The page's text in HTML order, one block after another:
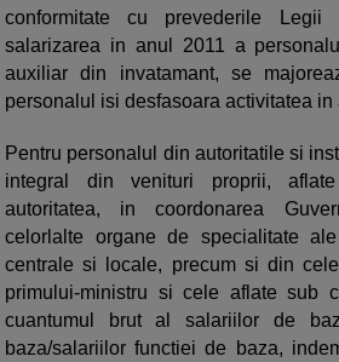
conformitate cu prevederile Legii
salarizarea in anul 2011 a
auxiliar din invatamant, se
personalul isi desfasoara activitatea
Pentru personalul din autoritatile si
integral din venituri proprii,
autoritatea, in coordonarea
celorlalte organe de specialitate
centrale si locale, precum si din
primului-ministru si cele aflate sub
cuantumul brut al salariilor de
baza/salariilor functiei de baza,